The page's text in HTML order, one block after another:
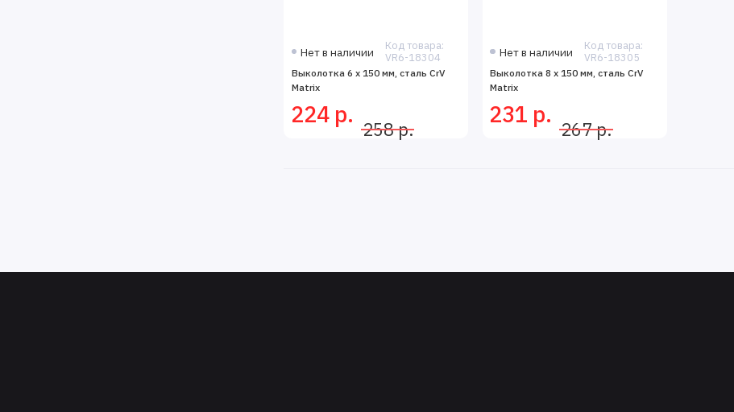
Нет в наличии
Код товара:
VR6-18304
Выколотка 6 x 150 мм, сталь CrV
Matrix
224 р.
258 р.
Нет в наличии
Код товара:
VR6-18305
Выколотка 8 x 150 мм, сталь CrV
Matrix
231 р.
267 р.